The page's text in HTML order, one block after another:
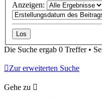
Anzeigen:
Die Suche ergab 0 Treffer •
Zur erweiterten Suche
Gehe zu